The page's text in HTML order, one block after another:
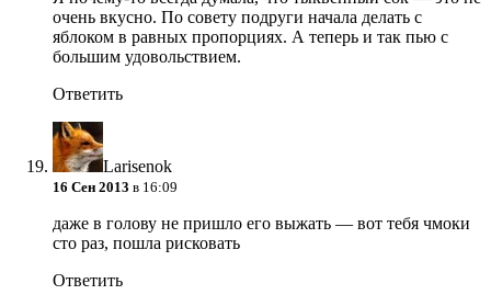
очень вкусно. По совету подруги начала делать с
яблоком в равных пропорциях. А теперь и так пью с
большим удовольствием.
Ответить
Larisenok
16 Сен 2013 в 16:09
даже в голову не пришло его выжать — вот тебя чмоки
сто раз, пошла рисковать
Ответить